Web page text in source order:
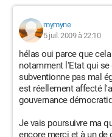
mymyne
5 juil. 2009 à 22:10
hélas oui parce que
notamment l'Etat qui se
subventionne pas mal
est réellement affecté
gouvernance
Je vais poursuivre ma
encore merci et à un de